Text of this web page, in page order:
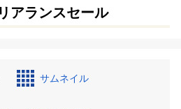
アランスセール
サムネイル